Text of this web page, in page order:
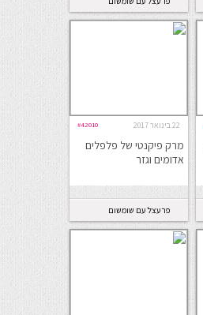
22 בינואר 2017 #42010
מרק פיקנטי של פלפלים
אדומים וגזר
פרעצל עם שומשום